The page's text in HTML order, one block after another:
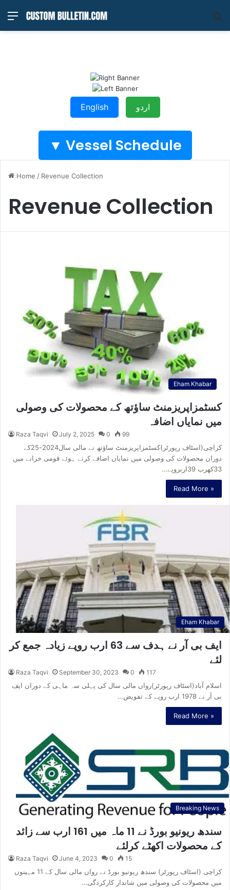
Menu
English اردو
Vessel Schedule ▼
Home / Revenue Collection
Revenue Collection
Eham Khabar
کسٹمزاپریزمنٹ ساﺅتھ کے محصولات کی وصولی
میں نمایاں اضافہ
Raza Taqvi July 2, 2025 0 99
کراچی(اسٹاف رپورٹر)کسٹمزاپریزمنٹ ساﺅتھ نے مالی سال2024-25کے
دوران محصولات کی وصولی میں نمایاں اضافے کرتے ہوئے قومی خزانے میں
33کھرب 39اربروپے…
Read More »
Eham Khabar
ایف بی آر نے ہدف سے 63 ارب روپے زیادہ جمع کر
لئے
Raza Taqvi September 30, 2023 0 117
اسلام آباد(اسٹاف رپورٹر)رواں مالی سال کی پہلی سہ ماہی کے دوران ایف
بی آر نے 1978 ارب روپے کے تفویض…
Read More »
Breaking News
سندھ ریونیو بورڈ نے 11 ماہ میں 161 ارب سے زائد
کے محصولات اکھٹے کرلئے
Raza Taqvi June 4, 2023 0 15
کراچی (اسٹاف رپورٹر) سندھ ریونیو بورڈ نے رواں مالی سال کے 11 مہینوں
میں محصولات کی وصولی میں شاندار کارکردگی…